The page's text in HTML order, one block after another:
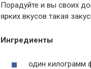
Порадуйте и вы своих
ярких вкусов такая
Ингредиенты
один килограмм